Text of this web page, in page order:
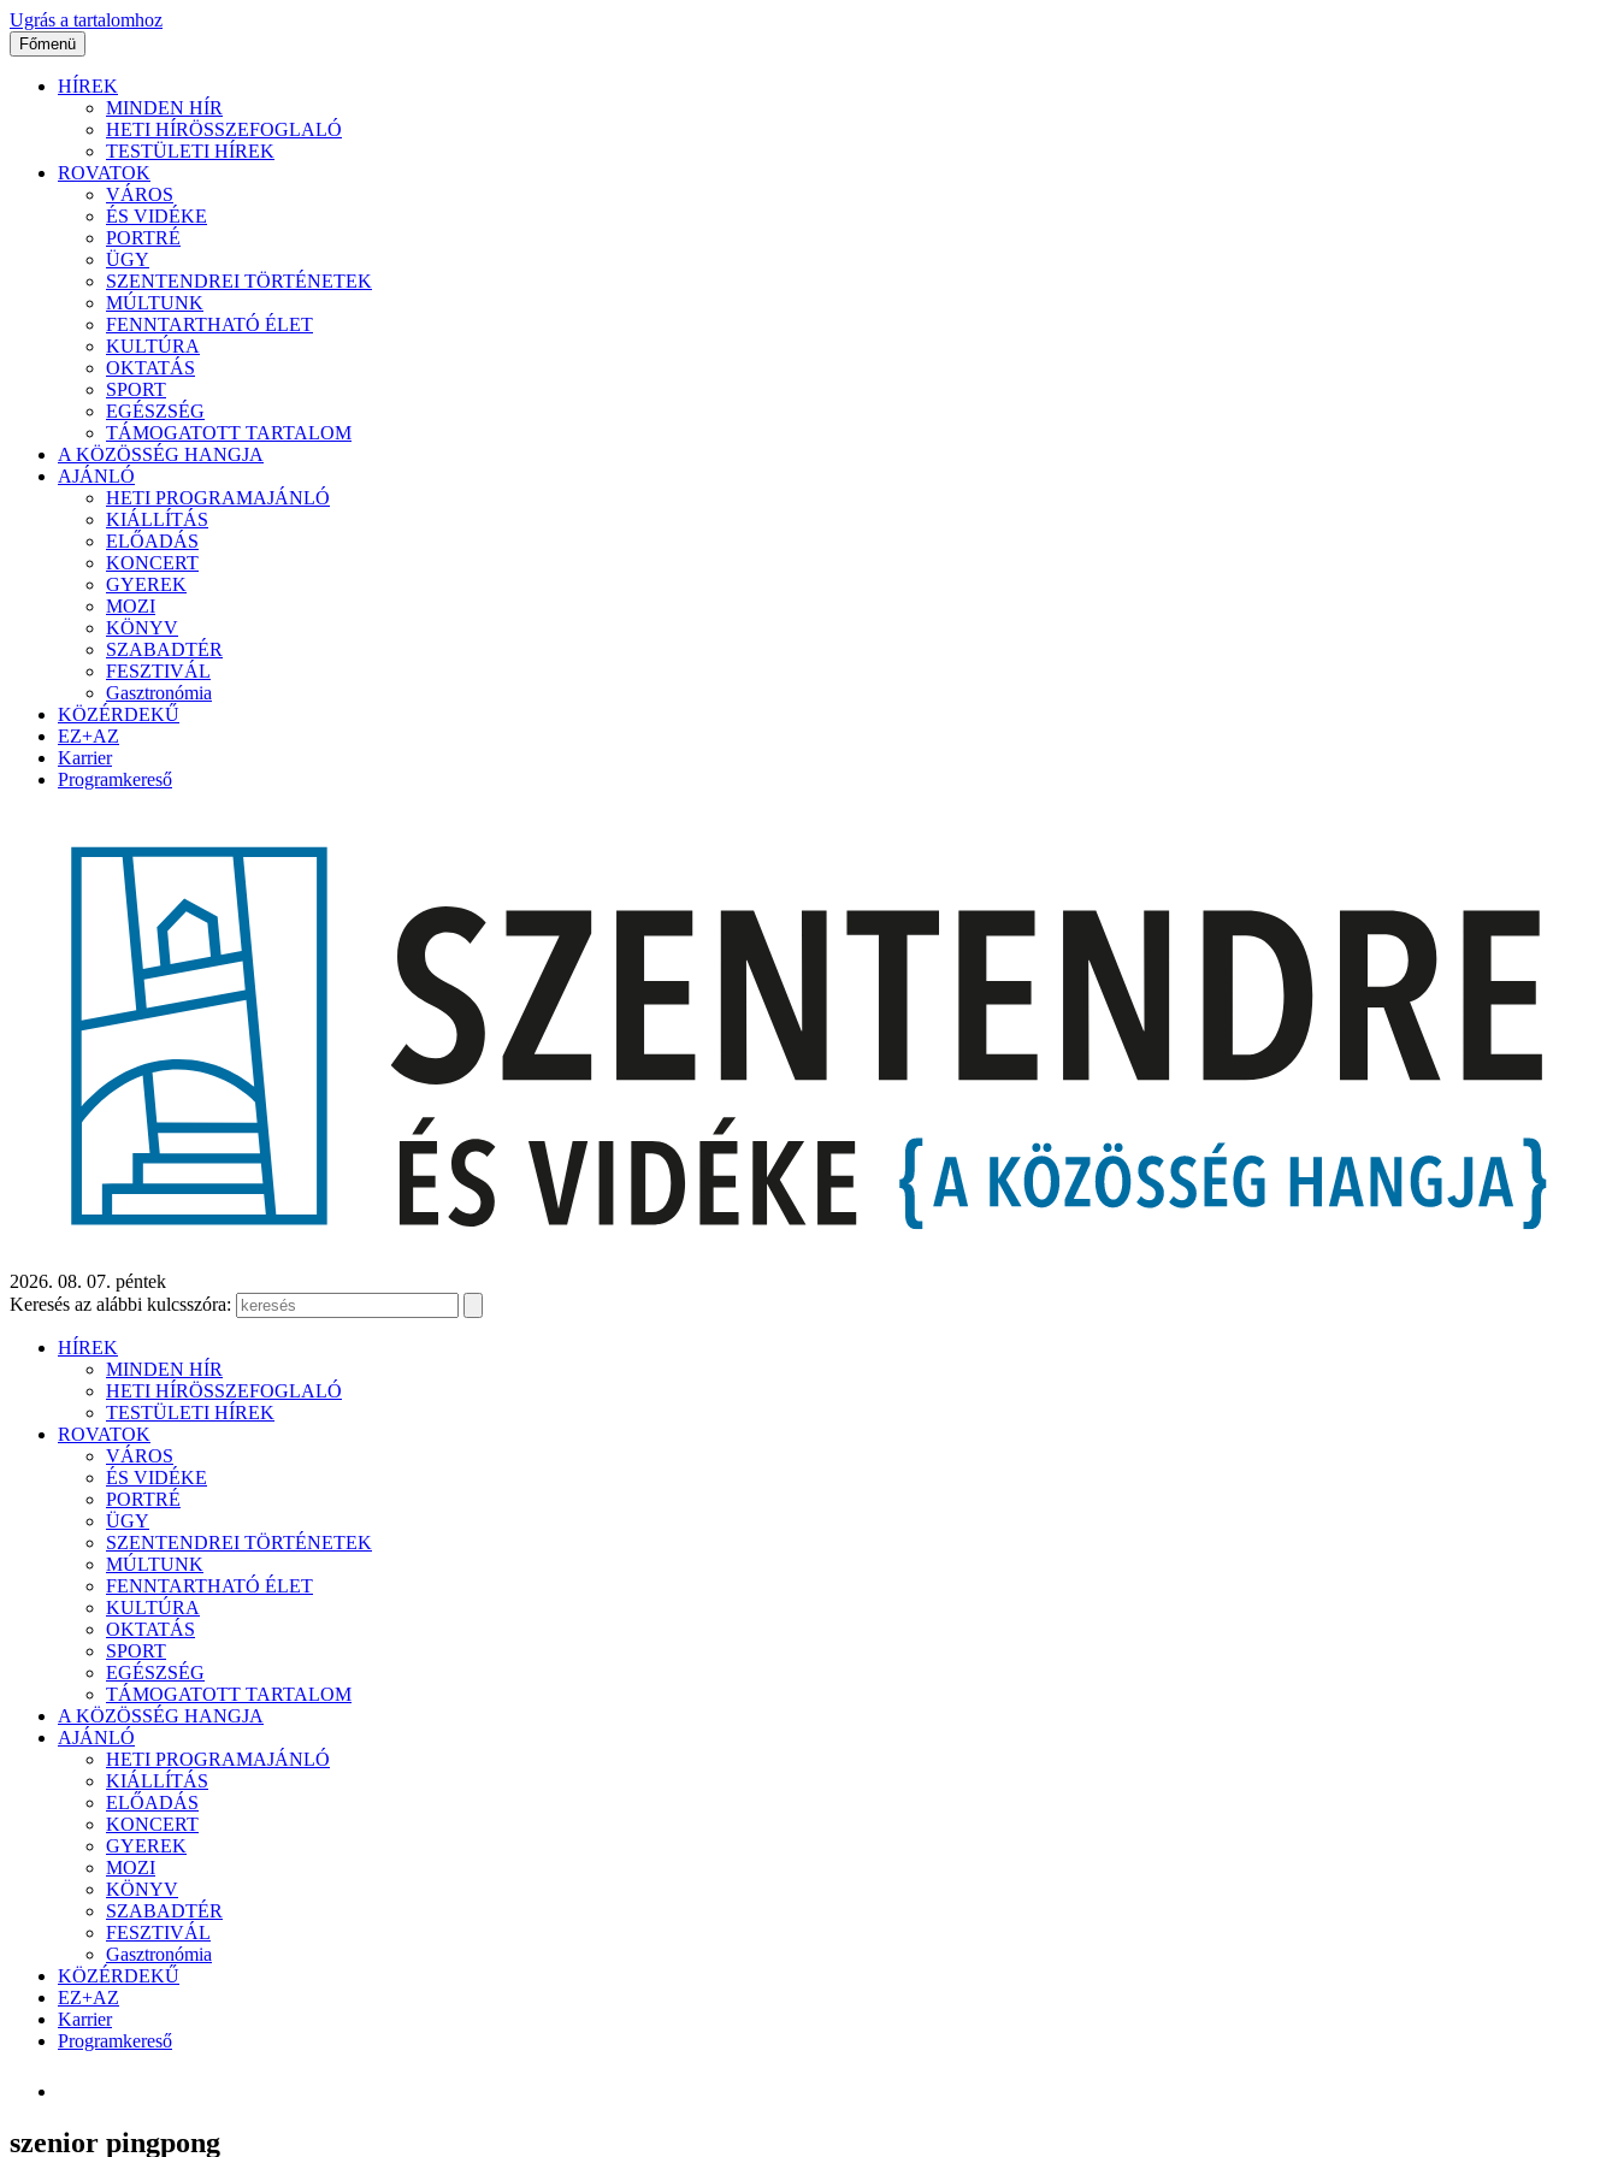
Ugrás a tartalomhoz
Főmenü
HÍREK
MINDEN HÍR
HETI HÍRÖSSZEFOGLALÓ
TESTÜLETI HÍREK
ROVATOK
VÁROS
ÉS VIDÉKE
PORTRÉ
ÜGY
SZENTENDREI TÖRTÉNETEK
MÚLTUNK
FENNTARTHATÓ ÉLET
KULTÚRA
OKTATÁS
SPORT
EGÉSZSÉG
TÁMOGATOTT TARTALOM
A KÖZÖSSÉG HANGJA
AJÁNLÓ
HETI PROGRAMAJÁNLÓ
KIÁLLÍTÁS
ELŐADÁS
KONCERT
GYEREK
MOZI
KÖNYV
SZABADTÉR
FESZTIVÁL
Gasztronómia
KÖZÉRDEKŰ
EZ+AZ
Karrier
Programkereső
2026. 08. 07. péntek
Keresés az alábbi kulcsszóra:
HÍREK
MINDEN HÍR
HETI HÍRÖSSZEFOGLALÓ
TESTÜLETI HÍREK
ROVATOK
VÁROS
ÉS VIDÉKE
PORTRÉ
ÜGY
SZENTENDREI TÖRTÉNETEK
MÚLTUNK
FENNTARTHATÓ ÉLET
KULTÚRA
OKTATÁS
SPORT
EGÉSZSÉG
TÁMOGATOTT TARTALOM
A KÖZÖSSÉG HANGJA
AJÁNLÓ
HETI PROGRAMAJÁNLÓ
KIÁLLÍTÁS
ELŐADÁS
KONCERT
GYEREK
MOZI
KÖNYV
SZABADTÉR
FESZTIVÁL
Gasztronómia
KÖZÉRDEKŰ
EZ+AZ
Karrier
Programkereső
szenior pingpong